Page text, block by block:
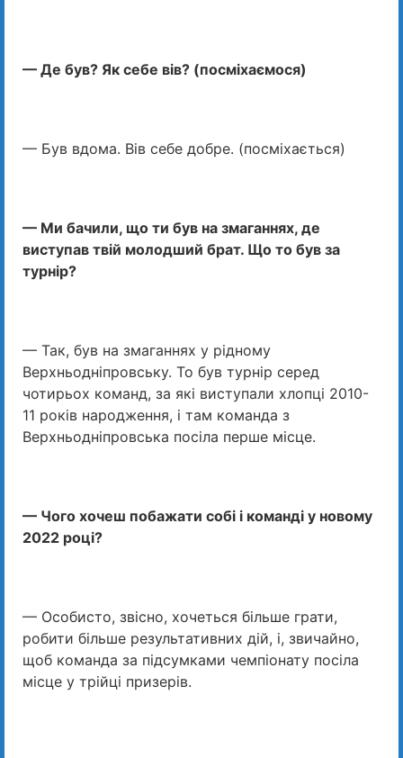
— Де був? Як себе вів? (посміхаємося)
— Був вдома. Вів себе добре. (посміхається)
— Ми бачили, що ти був на змаганнях, де
виступав твій молодший брат. Що то був за
турнір?
— Так, був на змаганнях у рідному
Верхньодніпровську. То був турнір серед
чотирьох команд, за які виступали хлопці 2010-
11 років народження, і там команда з
Верхньодніпровська посіла перше місце.
— Чого хочеш побажати собі і команді у новому
2022 році?
— Особисто, звісно, хочеться більше грати,
робити більше результативних дій, і, звичайно,
щоб команда за підсумками чемпіонату посіла
місце у трійці призерів.